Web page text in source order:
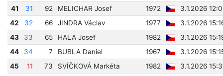
41
31 92 MELICHAR Josef 1972
3.1.2026
42
32 66 JINDRA Václav 1977
3.1.2026
43
33 65 HALA Josef 1982
3.1.2026
44
34 7 BUBLA Daniel 1967
3.1.2026
45
11 73 SVÍČKOVÁ Markéta 1982
3.1.2026